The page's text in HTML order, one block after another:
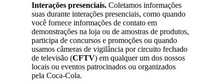
Interações presenciais. Coletamos informações
suas durante interações presenciais, como quando
você fornece informações de contato em
demonstrações na loja ou de amostras de produtos,
participa de concursos e promoções ou quando
usamos câmeras de vigilância por circuito fechado
de televisão (CFTV) em qualquer um dos nossos
locais ou eventos patrocinados ou organizados
pela Coca-Cola.